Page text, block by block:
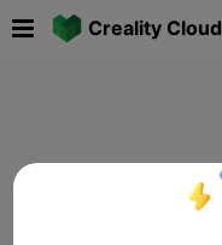
Creality Cloud